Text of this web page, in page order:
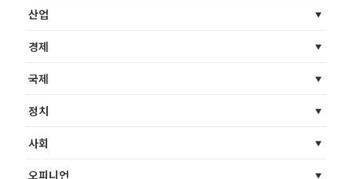
산업
경제
국제
정치
사회
오피니언